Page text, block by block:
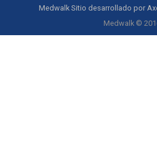
Medwalk Sitio desarrollado por
Medwalk ©